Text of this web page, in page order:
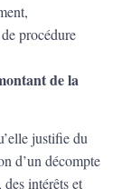
procédure
de la
justifie du
d’un décompte
intérêts et